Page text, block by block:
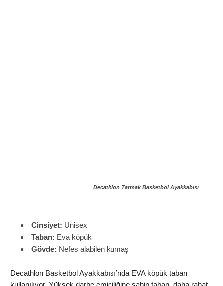
Decathlon Tarmak Basketbol Ayakkabısı
Cinsiyet: Unisex
Taban: Eva köpük
Gövde: Nefes alabilen kumaş
Decathlon Basketbol Ayakkabısı’nda EVA köpük taban